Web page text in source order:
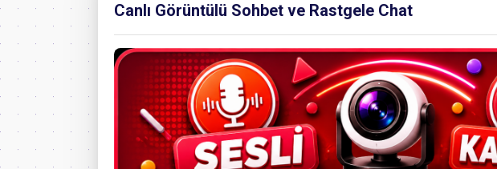
Canlı Görüntülü Sohbet ve Rastgele Chat